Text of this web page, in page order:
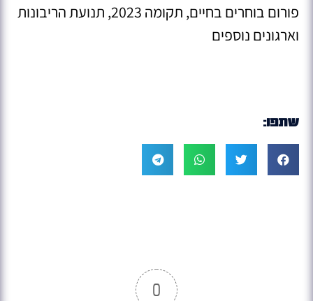
פורום בוחרים בחיים, תקומה 2023, תנועת הריבונות
וארגונים נוספים
שתפו:
0